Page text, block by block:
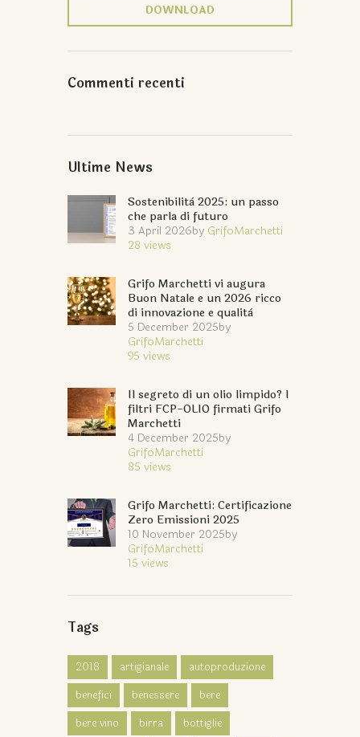
DOWNLOAD
Commenti recenti
Ultime News
Sostenibilità 2025: un passo
che parla di futuro
3 April 2026by GrifoMarchetti
28 views
Grifo Marchetti vi augura
Buon Natale e un 2026 ricco
di innovazione e qualità
5 December 2025by
GrifoMarchetti
95 views
Il segreto di un olio limpido? I
filtri FCP-OLIO firmati Grifo
Marchetti
4 December 2025by
GrifoMarchetti
85 views
Grifo Marchetti: Certificazione
Zero Emissioni 2025
10 November 2025by
GrifoMarchetti
15 views
Tags
2018 artigianale
autoproduzione
benefici
benessere
bere
bere vino
birra
bottiglie